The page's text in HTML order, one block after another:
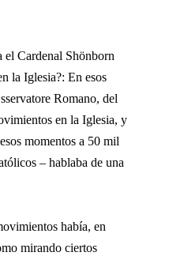
el Cardenal Shönborn
la Iglesia?: En esos
Romano, del
en la Iglesia, y
momentos a 50 mil
– hablaba de una
había, en
mirando ciertos